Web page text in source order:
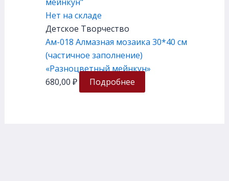
Нет на складе
Детское Творчество
Ам-018 Алмазная мозаика 30*40 см
(частичное заполнение)
«Разноцветный мейнкун»
680,00 ₽ Подробнее